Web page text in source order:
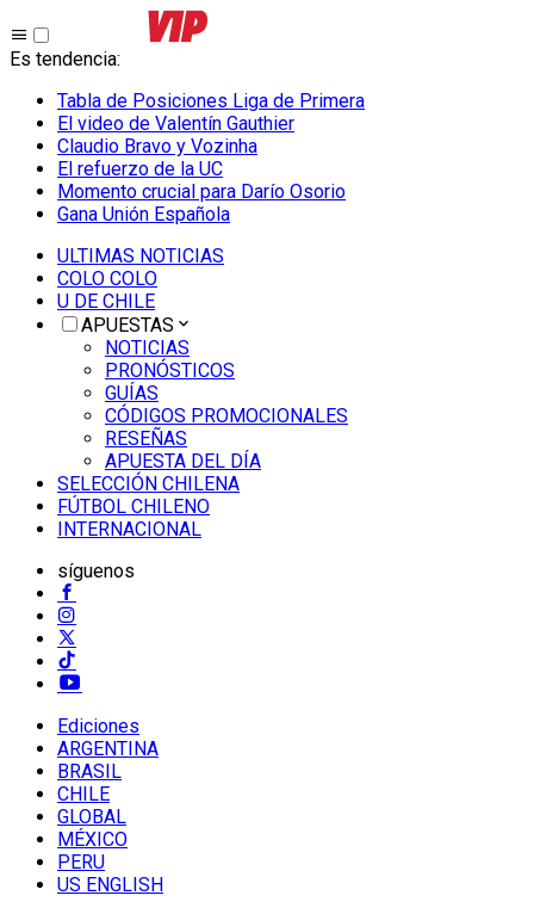
Es tendencia:
Tabla de Posiciones Liga de Primera
El video de Valentín Gauthier
Claudio Bravo y Vozinha
El refuerzo de la UC
Momento crucial para Darío Osorio
Gana Unión Española
ULTIMAS NOTICIAS
COLO COLO
U DE CHILE
APUESTAS
NOTICIAS
PRONÓSTICOS
GUÍAS
CÓDIGOS PROMOCIONALES
RESEÑAS
APUESTA DEL DÍA
SELECCIÓN CHILENA
FÚTBOL CHILENO
INTERNACIONAL
síguenos
Ediciones
ARGENTINA
BRASIL
CHILE
GLOBAL
MÉXICO
PERU
US ENGLISH